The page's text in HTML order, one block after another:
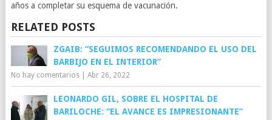
años a completar su esquema de vacunación.
RELATED POSTS
ZGAIB: “SEGUIMOS RECOMENDANDO EL USO DEL
BARBIJO EN EL INTERIOR”
No hay comentarios| Abr 26, 2022
LEONARDO GIL, SOBRE EL HOSPITAL DE
BARILOCHE: “EL AVANCE ES IMPRESIONANTE”